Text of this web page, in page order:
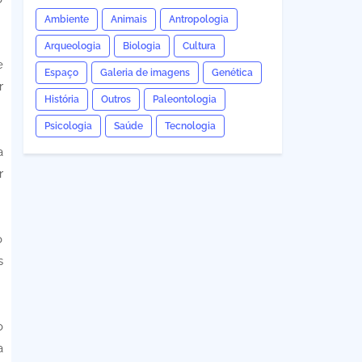
Ambiente Animais Antropologia
Arqueologia Biologia Cultura
Espaço Galeria de imagens Genética
História Outros Paleontologia
Psicologia Saúde Tecnologia